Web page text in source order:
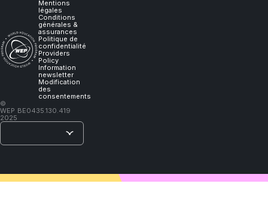
Mentions
légales
Conditions
générales &
assurances
Politique de
confidentialité
Providers
Policy
Information
newsletter
Modification
des
consentements
©
WEP
2025
BE0435.130.419
will
learn."
Lao